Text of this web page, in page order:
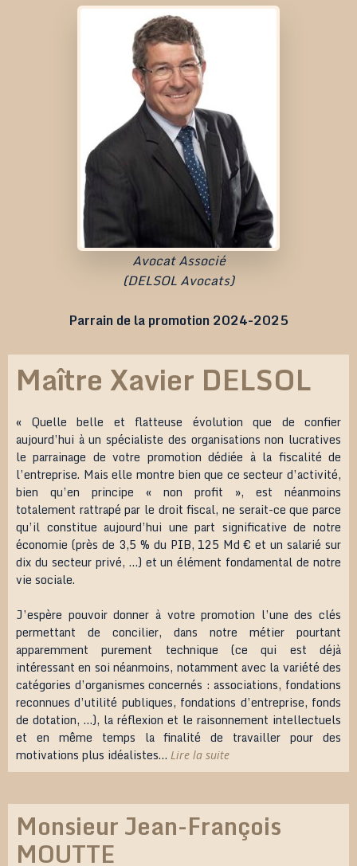
Avocat Associé
(DELSOL Avocats)
Parrain de la promotion 2024-2025
Maître Xavier DELSOL
« Quelle belle et flatteuse évolution que de confier
aujourd’hui à un spécialiste des organisations non lucratives
le parrainage de votre promotion dédiée à la fiscalité de
l’entreprise. Mais elle montre bien que ce secteur d’activité,
bien qu’en principe « non profit », est néanmoins
totalement rattrapé par le droit fiscal, ne serait-ce que parce
qu’il constitue aujourd’hui une part significative de notre
économie (près de 3,5 % du PIB, 125 Md € et un salarié sur
dix du secteur privé, …) et un élément fondamental de notre
vie sociale.
J’espère pouvoir donner à votre promotion l’une des clés
permettant de concilier, dans notre métier pourtant
apparemment purement technique (ce qui est déjà
intéressant en soi néanmoins, notamment avec la variété des
catégories d’organismes concernés : associations, fondations
reconnues d’utilité publiques, fondations d’entreprise, fonds
de dotation, …), la réflexion et le raisonnement intellectuels
et en même temps la finalité de travailler pour des
motivations plus idéalistes… Lire la suite
Monsieur Jean-François
MOUTTE